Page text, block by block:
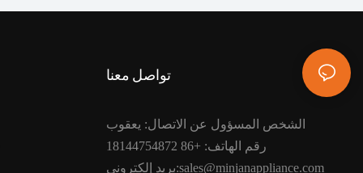
تواصل معنا
الشخص المسؤول عن الاتصال: يعقوب
رقم الهاتف: +86 18144754872
بريد إلكتروني:sales@minjanappliance.com